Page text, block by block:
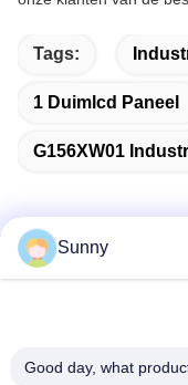
Tags:
1 Duimlcd Paneel
G156XW01
Gebouw A,
Sunny
Good day, what